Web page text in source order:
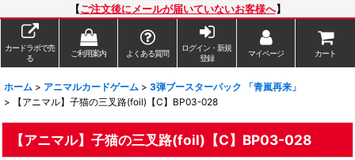
【ご注文後にメールが届いていないお客様へ】
カードラボで売
る
ご利用案内 よくある質問
ログイン・新規
登録
マイページ カート
ホーム > アニマルカードゲーム > 3弾ブースターパック 「青嵐再来」
>
【アニマル】子猫の三叉路(foil)【C】BP03-028
【アニマル】子猫の三叉路(foil)【C】BP03-028